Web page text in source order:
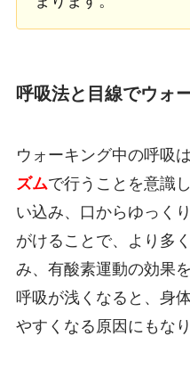
呼吸法と目線でウォ
ウォーキング中の呼吸は
ズムで行うことを意識
い込み、口からゆっく
がけることで、より多
み、有酸素運動の効果
呼吸が浅くなると、身
やすくなる原因にもなり